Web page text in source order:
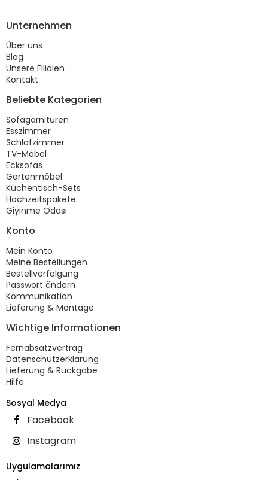
Unternehmen
Über uns
Blog
Unsere Filialen
Kontakt
Beliebte Kategorien
Sofagarnituren
Esszimmer
Schlafzimmer
TV-Möbel
Ecksofas
Gartenmöbel
Küchentisch-Sets
Hochzeitspakete
Giyinme Odası
Konto
Mein Konto
Meine Bestellungen
Bestellverfolgung
Passwort ändern
Kommunikation
Lieferung & Montage
Wichtige Informationen
Fernabsatzvertrag
Datenschutzerklärung
Lieferung & Rückgabe
Hilfe
Sosyal Medya
Facebook
Instagram
Uygulamalarımız